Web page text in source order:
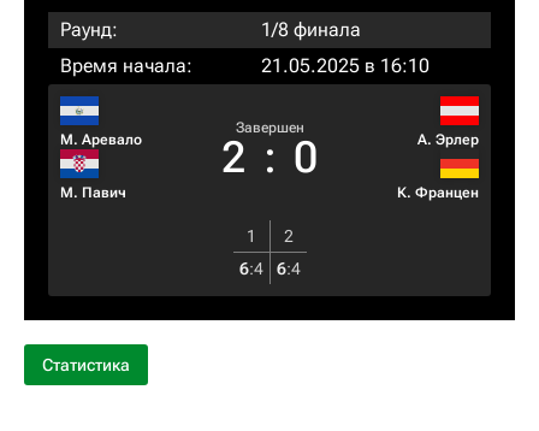
Раунд:
1/8 финала
Время начала:
21.05.2025 в 16:10
М. Аревало
М. Павич
Завершен
2 : 0 А. Эрлер
К. Францен
1
2
6:4 6:4
Статистика